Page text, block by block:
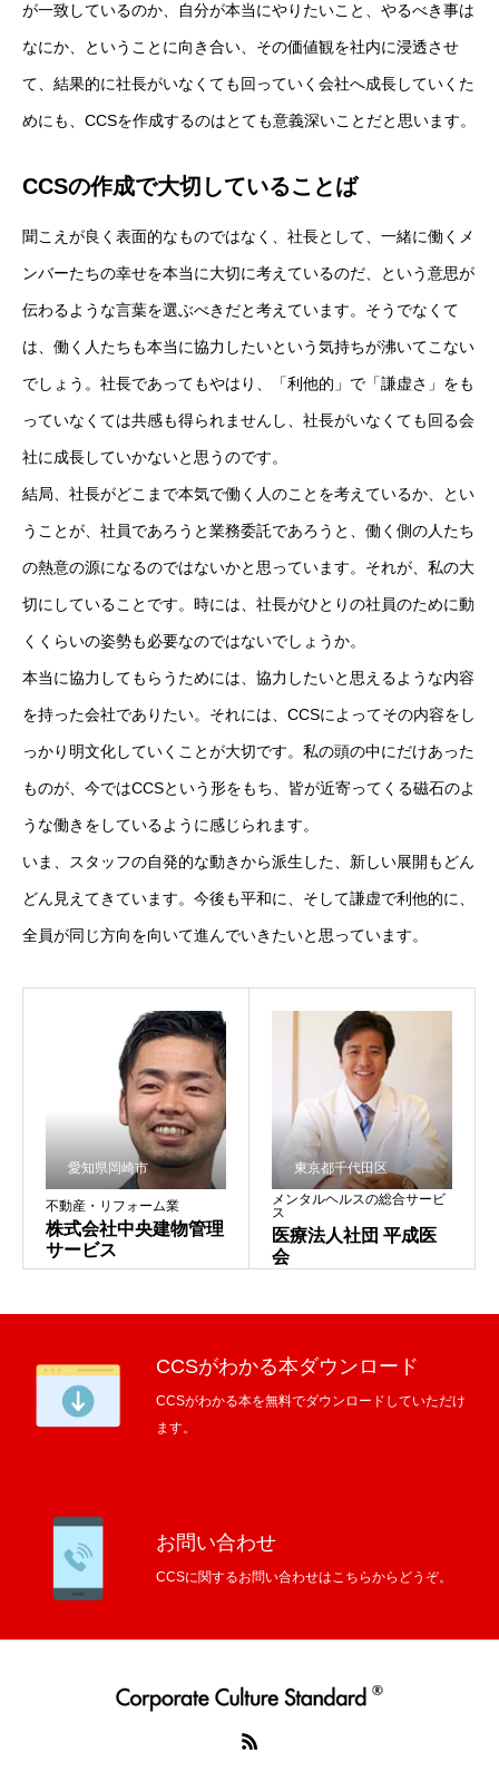
が一致しているのか、自分が本当にやりたいこと、やるべき事は
なにか、ということに向き合い、その価値観を社内に浸透させ
て、結果的に社長がいなくても回っていく会社へ成長していくた
めにも、CCSを作成するのはとても意義深いことだと思います。
CCSの作成で大切していることば
聞こえが良く表面的なものではなく、社長として、一緒に働くメ
ンバーたちの幸せを本当に大切に考えているのだ、という意思が
伝わるような言葉を選ぶべきだと考えています。そうでなくて
は、働く人たちも本当に協力したいという気持ちが沸いてこない
でしょう。社長であってもやはり、「利他的」で「謙虚さ」をも
っていなくては共感も得られませんし、社長がいなくても回る会
社に成長していかないと思うのです。
結局、社長がどこまで本気で働く人のことを考えているか、とい
うことが、社員であろうと業務委託であろうと、働く側の人たち
の熱意の源になるのではないかと思っています。それが、私の大
切にしていることです。時には、社長がひとりの社員のために動
くくらいの姿勢も必要なのではないでしょうか。
本当に協力してもらうためには、協力したいと思えるような内容
を持った会社でありたい。それには、CCSによってその内容をし
っかり明文化していくことが大切です。私の頭の中にだけあった
ものが、今ではCCSという形をもち、皆が近寄ってくる磁石のよ
うな働きをしているように感じられます。
いま、スタッフの自発的な動きから派生した、新しい展開もどん
どん見えてきています。今後も平和に、そして謙虚で利他的に、
全員が同じ方向を向いて進んでいきたいと思っています。
不動産・リフォーム業
株式会社中央建物管理
サービス
愛知県岡崎市
メンタルヘルスの総合サービ
ス
医療法人社団 平成医
会
東京都千代田区
CCSがわかる本ダウンロード
CCSがわかる本を無料でダウンロードしていただけ
ます。
お問い合わせ
CCSに関するお問い合わせはこちらからどうぞ。